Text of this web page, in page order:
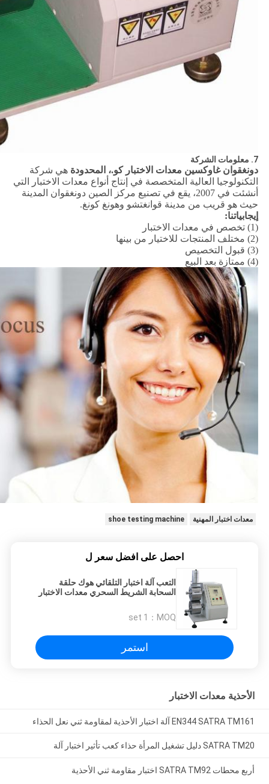
7. معلومات الشركة
دونغقوان غاوكسين معدات الاختبار كو.، المحدودة هي شركة
التكنولوجيا العالية المتخصصة في إنتاج أنواع معدات الاختبار التي
أنشئت في 2007، يقع في تصنيع مركز الصين دونغقوان المدينة
حيث هو قريب من مدينة قوانغتشو وهونغ كونغ.
إيجابياتنا:
(1) تخصص في معدات الاختبار
(2) مختلف المنتجات للاختيار من بينها
(3) قبول التخصيص
(4) ممتازة بعد البيع
معدات اختبار المهنية shoe testing machine
احصل على افضل سعر ل
التعب آلة اختبار التلقائي هوك حلقة
السحابة الشريط السحري معدات الاختبار
MOQ：
1 set
استمر
الأحذية معدات الاختبار
EN344 SATRA TM161 آلة اختبار الأحذية لمقاومة ثني نعل الحذاء
SATRA TM20 دليل تشغيل المرأة حذاء كعب تأثير اختبار آلة
أربع محطات SATRA TM92 اختبار مقاومة ثني الأحذية